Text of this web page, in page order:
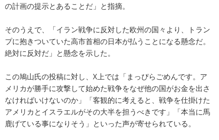
の計画の提示とあることだ」と指摘。
そのうえで、「イラン戦争に反対した欧州の国々より、トラン
プに抱きついていた高市首相の日本が払うことになる懸念だ。
絶対に反対だ」と懸念を示した。
この鳩山氏の投稿に対し、X上では「まっぴらごめんです。ア
メリカが勝手に攻撃して始めた戦争をなぜ他の国がお金を出さ
なければいけないのか」「客観的に考えると、戦争を仕掛けた
アメリカとイスラエルがその大半を担うべきです」「本当に馬
鹿げている事になりそう」といった声が寄せられている。